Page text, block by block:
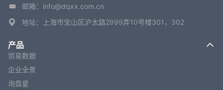
邮箱：info@dqxx.com.cn
地址：上海市宝山区沪太路2999弄10号楼301，302
产品
贸易数据
企业全景
询盘星